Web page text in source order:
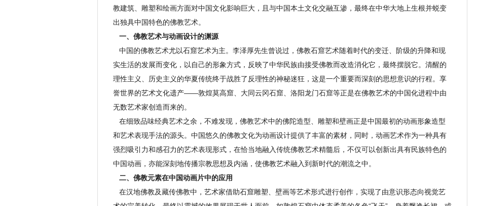
教建筑、雕塑和绘画方面对中国文化影响巨大，且与中国本土文化交融互渗，最终在中华大地上生根并蜕变
出独具中国特色的佛教艺术。
一、佛教艺术与动画设计的渊源
中国的佛教艺术尤以石窟艺术为主。李泽厚先生曾说过，佛教石窟艺术随着时代的变迁、阶级的升降和现
实生活的发展而变化，以自己的形象方式，反映了中华民族由接受佛教而改造消化它，最终摆脱它。清醒的
理性主义、历史主义的华夏传统终于战胜了反理性的神秘迷狂，这是一个重要而深刻的思想意识的行程。享
誉世界的艺术文化遗产——敦煌莫高窟、大同云冈石窟、洛阳龙门石窟等正是在佛教艺术的中国化进程中由
无数艺术家创造而来的。
在细致品味经典艺术之余，不难发现，佛教艺术中的佛陀造型、雕塑和壁画正是中国最初的动画形象造型
和艺术表现手法的源头。中国悠久的佛教文化为动画设计提供了丰富的素材，同时，动画艺术作为一种具有
强烈吸引力和感召力的艺术表现形式，在恰当地融入传统佛教艺术精髓后，不仅可以创新出具有民族特色的
中国动画，亦能深刻地传播宗教思想及内涵，使佛教艺术融入到新时代的潮流之中。
二、佛教元素在中国动画片中的应用
在汉地佛教及藏传佛教中，艺术家借助石窟雕塑、壁画等艺术形式进行创作，实现了由意识形态向视觉艺